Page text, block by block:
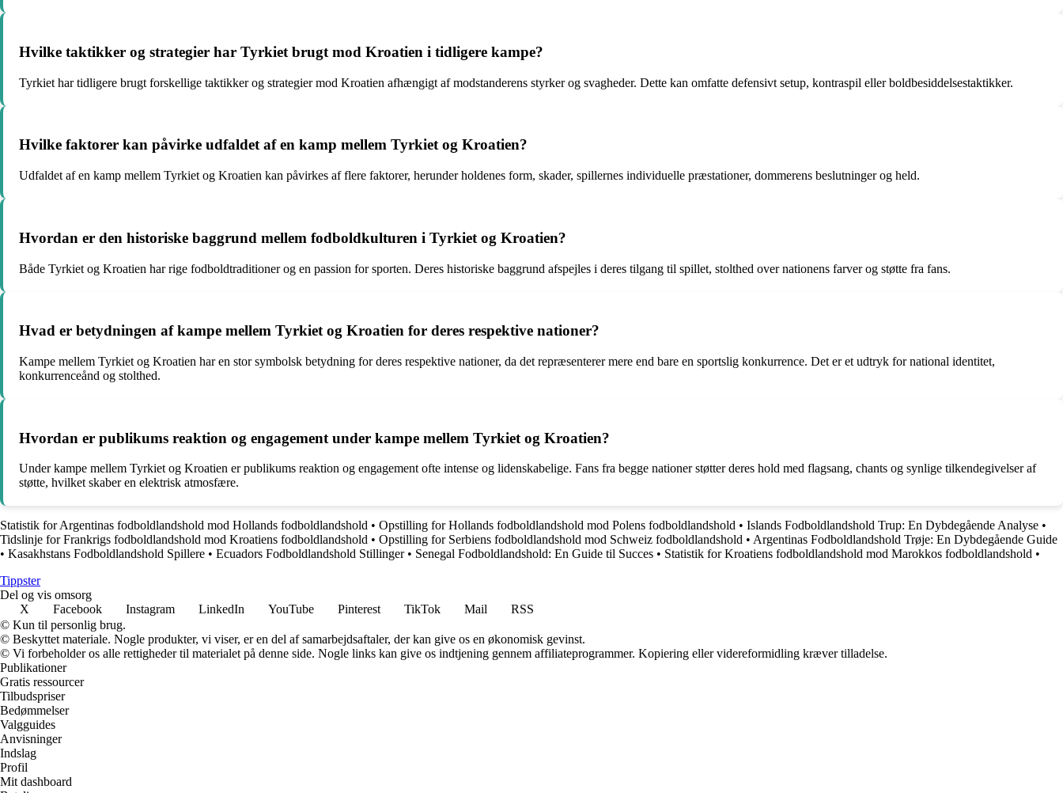
Hvilke taktikker og strategier har Tyrkiet brugt mod Kroatien i tidligere kampe?
Tyrkiet har tidligere brugt forskellige taktikker og strategier mod Kroatien afhængigt af modstanderens styrker og svagheder. Dette kan omfatte defensivt setup, kontraspil eller boldbesiddelsestaktikker.
Hvilke faktorer kan påvirke udfaldet af en kamp mellem Tyrkiet og Kroatien?
Udfaldet af en kamp mellem Tyrkiet og Kroatien kan påvirkes af flere faktorer, herunder holdenes form, skader, spillernes individuelle præstationer, dommerens beslutninger og held.
Hvordan er den historiske baggrund mellem fodboldkulturen i Tyrkiet og Kroatien?
Både Tyrkiet og Kroatien har rige fodboldtraditioner og en passion for sporten. Deres historiske baggrund afspejles i deres tilgang til spillet, stolthed over nationens farver og støtte fra fans.
Hvad er betydningen af kampe mellem Tyrkiet og Kroatien for deres respektive nationer?
Kampe mellem Tyrkiet og Kroatien har en stor symbolsk betydning for deres respektive nationer, da det repræsenterer mere end bare en sportslig konkurrence. Det er et udtryk for national identitet,
konkurrenceånd og stolthed.
Hvordan er publikums reaktion og engagement under kampe mellem Tyrkiet og Kroatien?
Under kampe mellem Tyrkiet og Kroatien er publikums reaktion og engagement ofte intense og lidenskabelige. Fans fra begge nationer støtter deres hold med flagsang, chants og synlige tilkendegivelser af
støtte, hvilket skaber en elektrisk atmosfære.
Statistik for Argentinas fodboldlandshold mod Hollands fodboldlandshold • Opstilling for Hollands fodboldlandshold mod Polens fodboldlandshold • Islands Fodboldlandshold Trup: En Dybdegående Analyse •
Tidslinje for Frankrigs fodboldlandshold mod Kroatiens fodboldlandshold • Opstilling for Serbiens fodboldlandshold mod Schweiz fodboldlandshold • Argentinas Fodboldlandshold Trøje: En Dybdegående Guide
• Kasakhstans Fodboldlandshold Spillere • Ecuadors Fodboldlandshold Stillinger• Senegal Fodboldlandshold: En Guide til Succes • Statistik for Kroatiens fodboldlandshold mod Marokkos fodboldlandshold •
Tippster
Del og vis omsorg
X
Facebook Instagram LinkedIn YouTube Pinterest TikTok Mail
RSS
© Kun til personlig brug.
© Beskyttet materiale. Nogle produkter, vi viser, er en del af samarbejdsaftaler, der kan give os en økonomisk gevinst.
© Vi forbeholder os alle rettigheder til materialet på denne side. Nogle links kan give os indtjening gennem affiliateprogrammer. Kopiering eller videreformidling kræver tilladelse.
Publikationer
Gratis ressourcer
Tilbudspriser
Bedømmelser
Valgguides
Anvisninger
Indslag
Profil
Mit dashboard